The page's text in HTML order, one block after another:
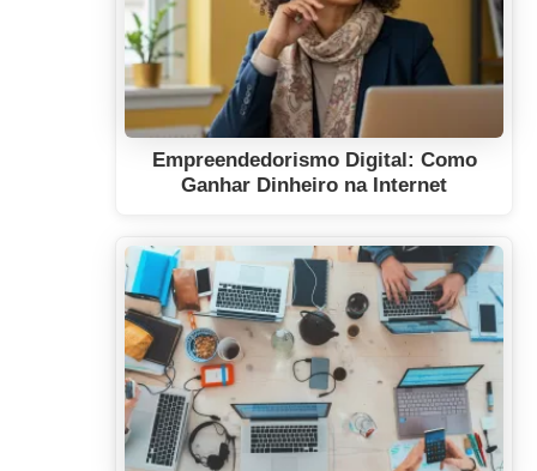
Empreendedorismo Digital: Como
Ganhar Dinheiro na Internet